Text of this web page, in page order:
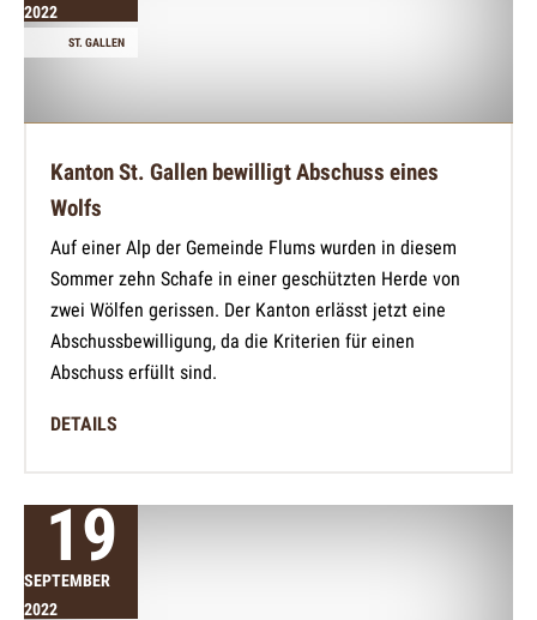
2022
ST. GALLEN
Kanton St. Gallen bewilligt Abschuss eines
Wolfs
Auf einer Alp der Gemeinde Flums wurden in diesem
Sommer zehn Schafe in einer geschützten Herde von
zwei Wölfen gerissen. Der Kanton erlässt jetzt eine
Abschussbewilligung, da die Kriterien für einen
Abschuss erfüllt sind.
DETAILS
19
SEPTEMBER
2022